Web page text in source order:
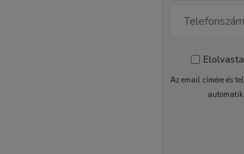
Az email címére és